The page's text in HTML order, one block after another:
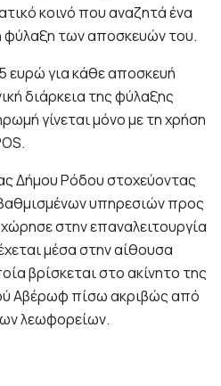
κοινό που αναζητά ένα
φύλαξη των αποσκευών του.
ευρώ για κάθε αποσκευή
διάρκεια της φύλαξης
γίνεται μόνο με τη χρήση
Δήμου Ρόδου στοχεύοντας
υπηρεσιών προς
στην επαναλειτουργία
μέσα στην αίθουσα
βρίσκεται στο ακίνητο της
Αβέρωφ πίσω ακριβώς από
λεωφορείων.